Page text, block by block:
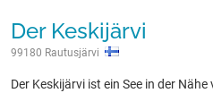
Der Keskijärvi
99180 Rautusjärvi
Der Keskijärvi ist ein See in der